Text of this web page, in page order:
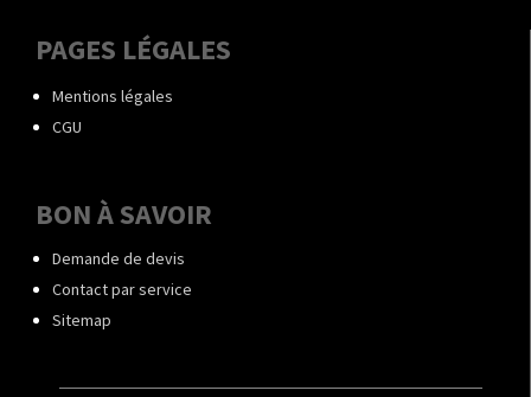
PAGES LÉGALES
Mentions légales
CGU
BON À SAVOIR
Demande de devis
Contact par service
Sitemap